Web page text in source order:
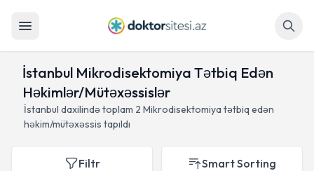
İstanbul Mikrodisektomiya Tətbiq Edən
Həkimlər/Mütəxəssislər
İstanbul daxilində toplam 2 Mikrodisektomiya tətbiq edən
həkim/mütəxəssis tapıldı
Filtr Smart Sorting